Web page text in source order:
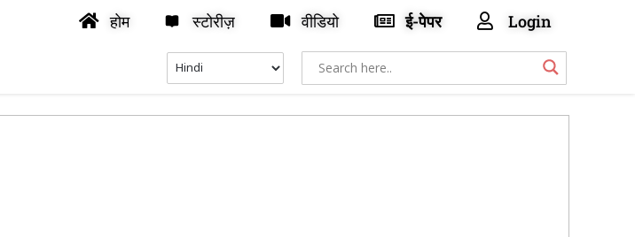
होम स्टोरीज़ वीडियो ई-पेपर Login